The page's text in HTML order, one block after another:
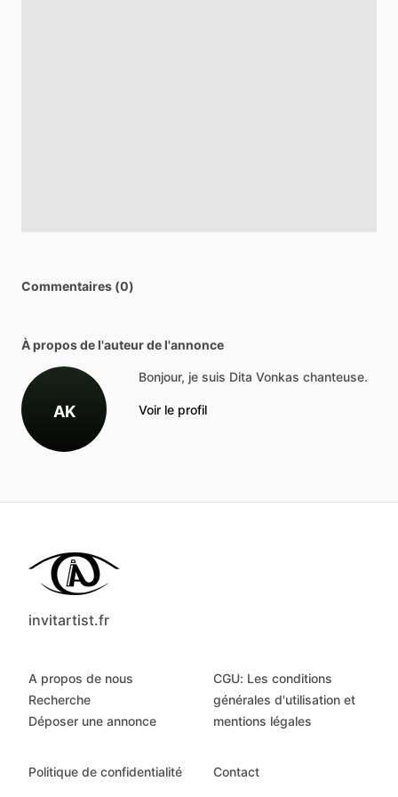
Commentaires (0)
À propos de l'auteur de l'annonce
AK
Bonjour, je suis Dita Vonkas chanteuse.
Voir le profil
invitartist.fr
A propos de nous
Recherche
Déposer une annonce
CGU: Les conditions
générales d'utilisation et
mentions légales
Politique de confidentialité Contact